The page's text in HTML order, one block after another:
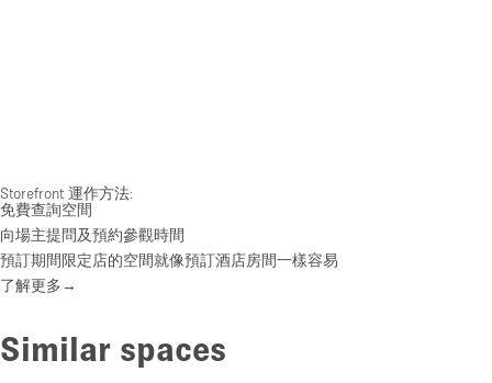
Storefront 運作方法:
免費查詢空間
向場主提問及預約參觀時間
預訂期間限定店的空間就像預訂酒店房間一樣容易
了解更多→
Similar spaces